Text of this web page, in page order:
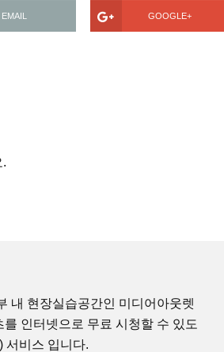
EMAIL GOOGLE+
.
내 현장실습공간인 미디어아웃렛
인터넷으로 무료 시청할 수 있도
서비스 입니다.